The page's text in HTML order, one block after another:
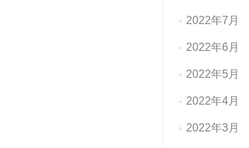
2022年7月
2022年6月
2022年5月
2022年4月
2022年3月